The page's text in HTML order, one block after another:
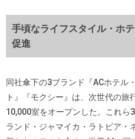
手頃なライフスタイル・ホ
促進
同社傘下の3ブランド『ACホテル
ト』『モクシー』は、次世代の
10,000室をオープンした。これら
ランド・ジャマイカ・ラトビア・